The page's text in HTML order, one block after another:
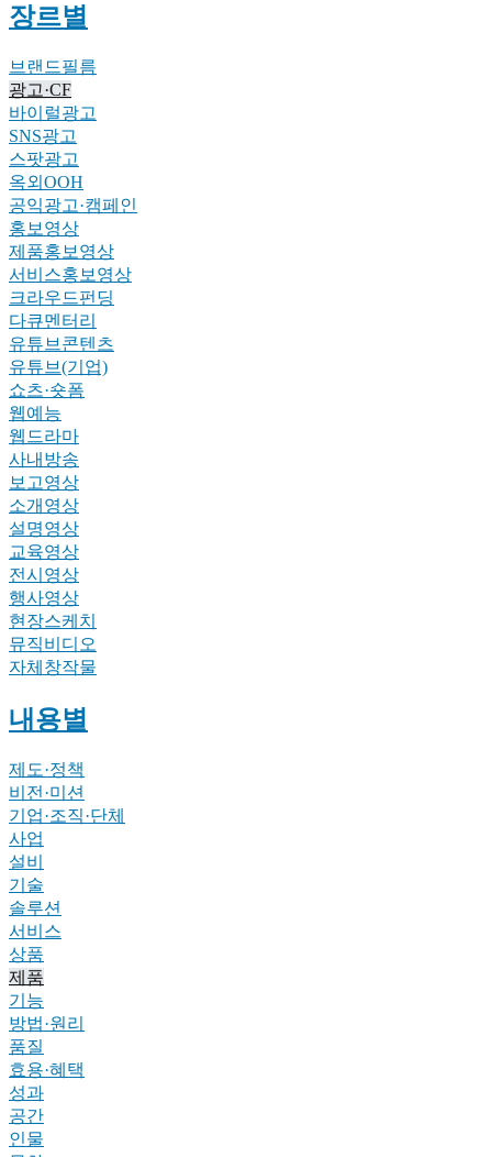
장르별
브랜드필름
광고·CF
바이럴광고
SNS광고
스팟광고
옥외OOH
공익광고·캠페인
홍보영상
제품홍보영상
서비스홍보영상
크라우드펀딩
다큐멘터리
유튜브콘텐츠
유튜브(기업)
쇼츠·숏폼
웹예능
웹드라마
사내방송
보고영상
소개영상
설명영상
교육영상
전시영상
행사영상
현장스케치
뮤직비디오
자체창작물
내용별
제도·정책
비전·미션
기업·조직·단체
사업
설비
기술
솔루션
서비스
상품
제품
기능
방법·원리
품질
효용·혜택
성과
공간
인물